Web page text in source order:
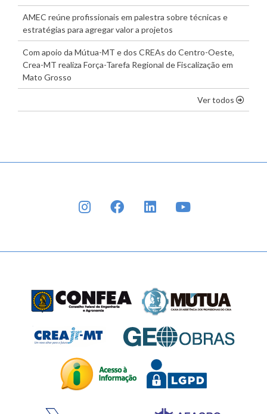
AMEC reúne profissionais em palestra sobre técnicas e
estratégias para agregar valor a projetos
Com apoio da Mútua-MT e dos CREAs do Centro-Oeste,
Crea-MT realiza Força-Tarefa Regional de Fiscalização em
Mato Grosso
Ver todos os
INSTAGRAMFACEBOOKLINKEDIN